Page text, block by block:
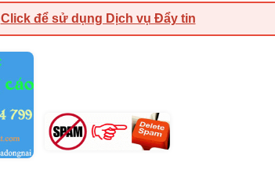
Click để sử dụng Dịch vụ Đẩy tin